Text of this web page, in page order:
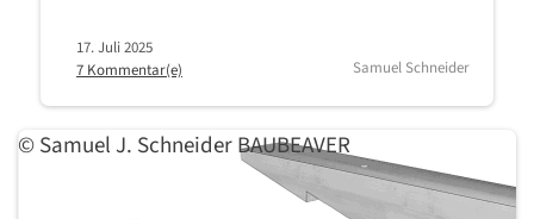
17. Juli 2025
7 Kommentar(e)
Samuel Schneider
© Samuel J. Schneider BAUBEAVER